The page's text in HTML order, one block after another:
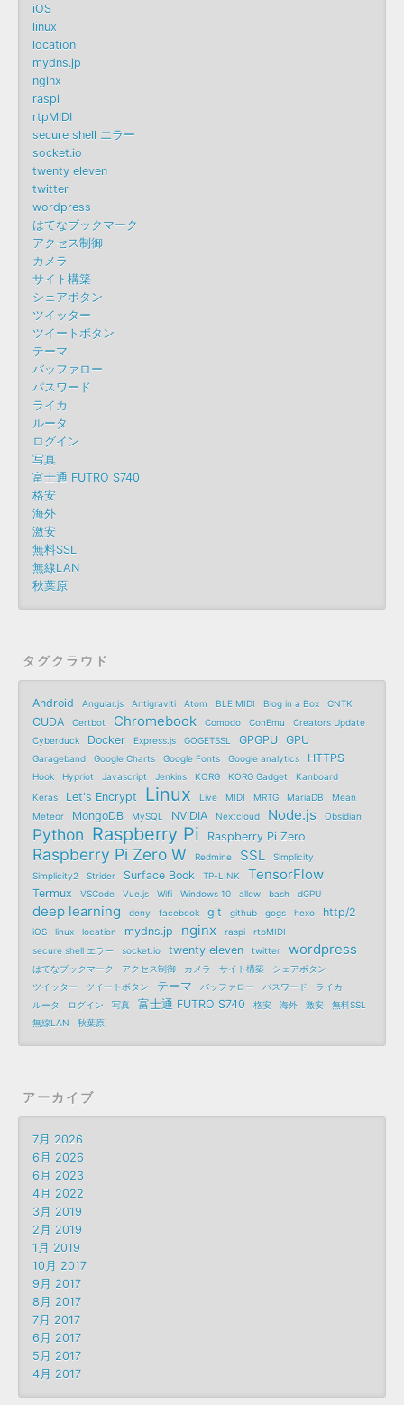
iOS
linux
location
mydns.jp
nginx
raspi
rtpMIDI
secure shell エラー
socket.io
twenty eleven
twitter
wordpress
はてなブックマーク
アクセス制御
カメラ
サイト構築
シェアボタン
ツイッター
ツイートボタン
テーマ
バッファロー
パスワード
ライカ
ルータ
ログイン
写真
富士通 FUTRO S740
格安
海外
激安
無料SSL
無線LAN
秋葉原
タグクラウド
Android Angular.js Antigraviti Atom BLE MIDI Blog in a Box CNTK
CUDA Certbot Chromebook Comodo ConEmu
Creators Update
Cyberduck
Docker Express.js GOGETSSL GPGPU GPU
Garageband Google Charts Google Fonts Google analytics HTTPS
Hook Hypriot Javascript Jenkins KORG KORG Gadget
Kanboard
Keras
Let's Encrypt Linux Live MIDI MRTG MariaDB
Mean
Meteor
MongoDB MySQL NVIDIA Nextcloud Node.js Obsidian
Python Raspberry Pi Raspberry Pi Zero
Raspberry Pi Zero W Redmine SSL
Simplicity
Simplicity2
Strider Surface Book TP-LINK TensorFlow
Termux VSCode Vue.js Wifi Windows 10 allow bash dGPU
deep learning deny facebook git github gogs hexo http/2
iOS linux location mydns.jp nginx raspi
rtpMIDI
secure shell エラー
socket.io twenty eleven twitter wordpress
はてなブックマーク アクセス制御 カメラ サイト構築
シェアボタン
ツイッター
ツイートボタン テーマ バッファロー パスワード
ライカ
ルータ
ログイン 写真 富士通 FUTRO S740 格安 海外 激安
無料SSL
無線LAN
秋葉原
アーカイブ
7月 2026
6月 2026
6月 2023
4月 2022
3月 2019
2月 2019
1月 2019
10月 2017
9月 2017
8月 2017
7月 2017
6月 2017
5月 2017
4月 2017